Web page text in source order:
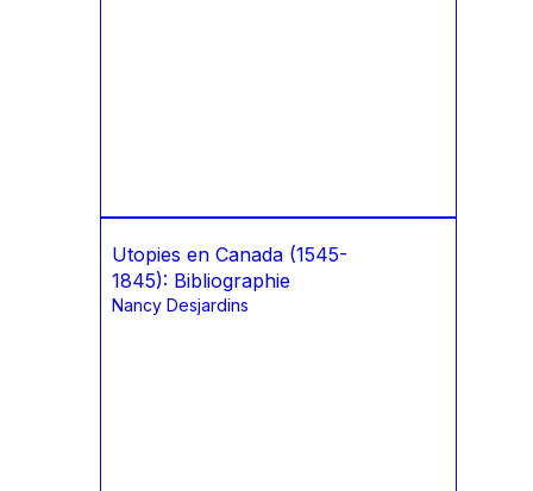
Utopies en Canada (1545-
1845): Bibliographie
Nancy Desjardins